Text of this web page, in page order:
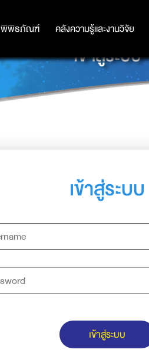
พิพิธภัณฑ์ คลังความรู้และงานวิจัย
พิพิธภัณฑ์ คลังความรู้และงานวิจัย
เข้าสู่ระบบ
เข้าสู่ระบบ
เข้าสู่ระบบ